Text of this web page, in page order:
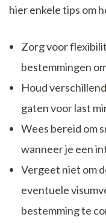
hier enkele tips om
Zorg voor
bestemmingen
Houd
gaten voor last
Wees bereid om
wanneer je een
Vergeet niet om
eventuele
bestemming te